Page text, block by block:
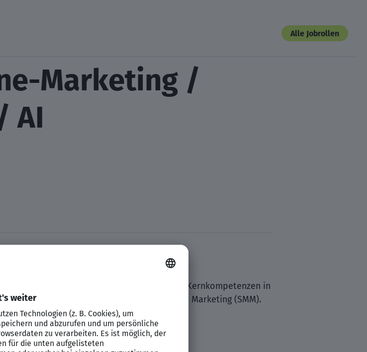
Alle Jobrollen
Marketing /
AI
Agenturen in Europa.
von Produkten und Websites liegen unsere Kernkompetenzen in
(SEA) und Social Media Marketing (SMM).